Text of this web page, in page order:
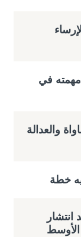
مهمته في
والعدالة
خطة
الأوسط